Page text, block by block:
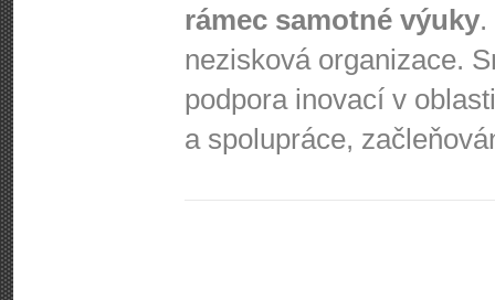
rámec samotné výuky
nezisková organizace.
podpora inovací v
a spolupráce,